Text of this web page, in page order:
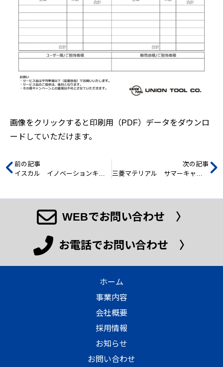
画像をクリックすると印刷用（PDF）データをダウンロ
ードしていただけます。
前の記事
次の記事
WEBでお問い合わせ 〉
お電話でお問い合わせ 〉
ホーム
事業内容
会社概要
採用情報
お知らせ
お問い合わせ